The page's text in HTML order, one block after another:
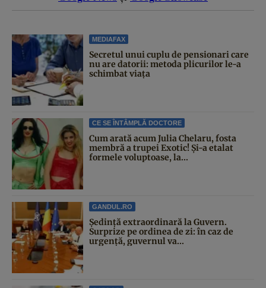
MEDIAFAX
Secretul unui cuplu de pensionari care
nu are datorii: metoda plicurilor le-a
schimbat viața
CE SE ÎNTÂMPLĂ DOCTORE
Cum arată acum Julia Chelaru, fosta
membră a trupei Exotic! Și-a etalat
formele voluptoase, la...
GANDUL.RO
Şedinţă extraordinară la Guvern.
Surprize pe ordinea de zi: în caz de
urgență, guvernul va...